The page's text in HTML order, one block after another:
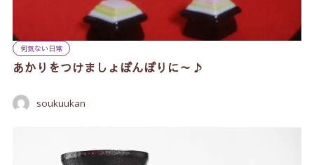
何気ない日常
あかりをつけましょぼんぼりに～♪
soukuukan